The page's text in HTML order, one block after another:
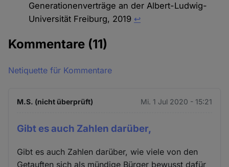
Generationenverträge an der Albert-Ludwig-
Universität Freiburg, 2019 ↩︎
Kommentare (11)
Netiquette für Kommentare
M.S. (nicht überprüft) Mi. 1 Jul 2020 - 15:21
Gibt es auch Zahlen darüber,
Gibt es auch Zahlen darüber, wie viele von den
Getauften sich als mündige Bürger bewusst dafür